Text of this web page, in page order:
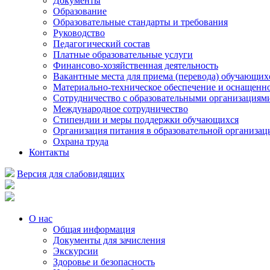
Образование
Образовательные стандарты и требования
Руководство
Педагогический состав
Платные образовательные услуги
Финансово-хозяйственная деятельность
Вакантные места для приема (перевода)
Материально-техническое обеспечение и
Сотрудничество с образовательными
Международное сотрудничество
Стипендии и меры поддержки обучающихся
Организация питания в образовательной
Охрана труда
Контакты
Версия для слабовидящих
О нас
Общая информация
Документы для зачисления
Экскурсии
Здоровье и безопасность